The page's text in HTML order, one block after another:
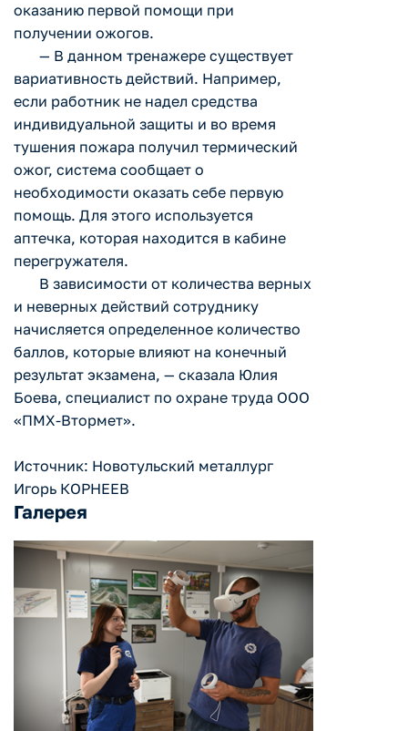
оказанию первой помощи при
получении ожогов.
— В данном тренажере существует
вариативность действий. Например,
если работник не надел средства
индивидуальной защиты и во время
тушения пожара получил термический
ожог, система сообщает о
необходимости оказать себе первую
помощь. Для этого используется
аптечка, которая находится в кабине
перегружателя.
В зависимости от количества верных
и неверных действий сотруднику
начисляется определенное количество
баллов, которые влияют на конечный
результат экзамена, — сказала Юлия
Боева, специалист по охране труда ООО
«ПМХ-Втормет».
Источник: Новотульский металлург
Игорь КОРНЕЕВ
Галерея